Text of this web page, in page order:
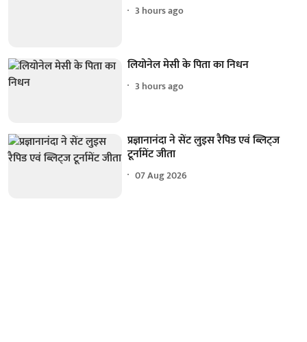
3 hours ago
लियोनेल मेसी के पिता का निधन
3 hours ago
प्रज्ञानानंदा ने सेंट लुइस रैपिड एवं ब्लिट्ज
टूर्नामेंट जीता
07 Aug 2026